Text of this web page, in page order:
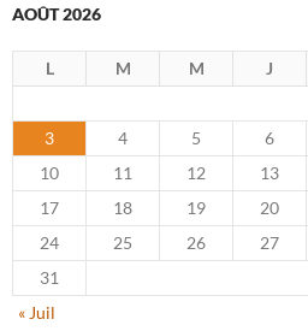
AOÛT 2026
L M M J
3
4 5 6
10
11 12 13
17
18 19 20
24
25 26 27
31
« Juil